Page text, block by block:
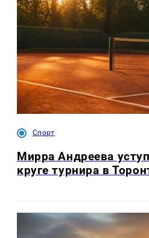
Спорт
Мирра Андреева
круге турнира в